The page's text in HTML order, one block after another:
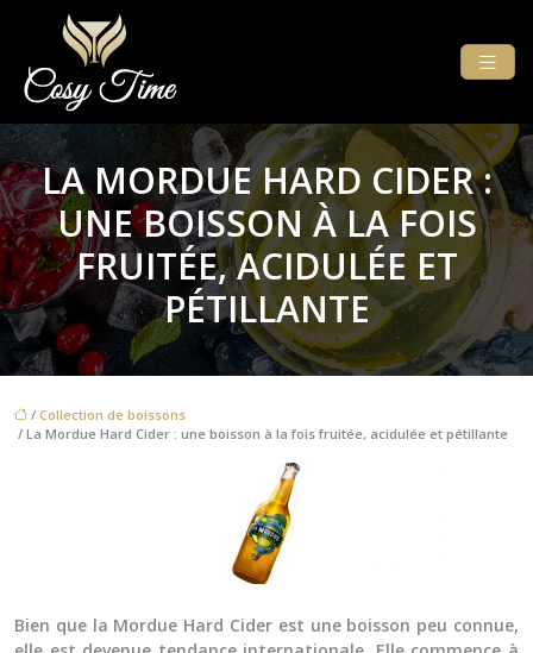
LA MORDUE HARD CIDER :
UNE BOISSON À LA FOIS
FRUITÉE, ACIDULÉE ET
PÉTILLANTE
/ Collection de boissons
/ La Mordue Hard Cider : une boisson à la fois fruitée, acidulée et pétillante
Bien que la Mordue Hard Cider est une boisson peu connue,